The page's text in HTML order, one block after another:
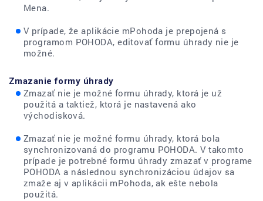
Mena.
V prípade, že aplikácie mPohoda je prepojená s
programom POHODA, editovať formu úhrady nie je
možné.
Zmazanie formy úhrady
Zmazať nie je možné formu úhrady, ktorá je už
použitá a taktiež, ktorá je nastavená ako
východisková.
Zmazať nie je možné formu úhrady, ktorá bola
synchronizovaná do programu POHODA. V takomto
prípade je potrebné formu úhrady zmazať v programe
POHODA a následnou synchronizáciou údajov sa
zmaže aj v aplikácii mPohoda, ak ešte nebola
použitá.